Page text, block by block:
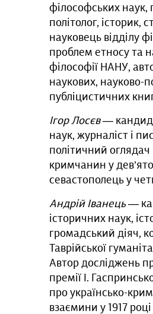
філософських наук,
політолог, історик,
науковець відділу
проблем етносу та
філософії НАНУ,
наукових, науково-
публіцистичних
Ігор Лосєв—
наук, журналіст і
політичний
кримчанин у
севастополець у
Андрій Іванець—
історичних наук,
громадський діяч,
Таврійської
Автор досліджень
премії І.
про українсько-
взаємини у 1917 році